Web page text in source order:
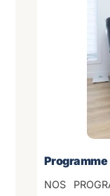
Programme
NOS